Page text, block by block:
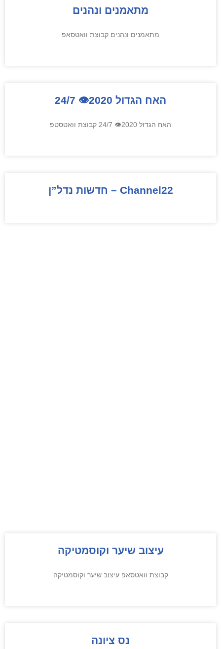
מתאמנים ונהנים
מתאמנים ונהנים קבוצת וואטסאפ
האח הגדול 2020👁 24/7
האח הגדול 2020👁 24/7 קבוצת וואטסטפ
Channel22 – חדשות נדל”ן
עיצוב שיער וקוסמטיקה
קבוצת וואטסאפ עיצוב שיער וקוסמטיקה
נס ציונה